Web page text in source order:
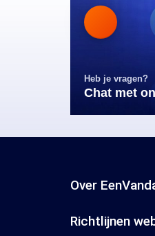
Heb je vragen?
Chat met
Over
Richtlijnen